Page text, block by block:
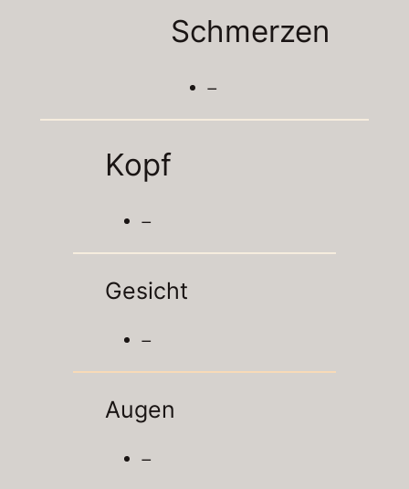
Schmerzen
–
Kopf
–
Gesicht
–
Augen
–